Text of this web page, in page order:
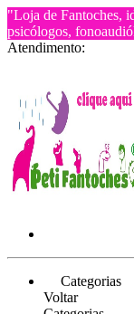
"Loja de Fantoches,
psicólogos,
Atendimento:
Categorias
Voltar